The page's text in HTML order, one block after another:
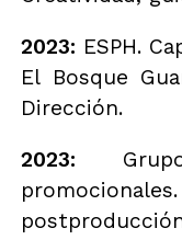
2023: ESPH.
El Bosque
Dirección.
2023: